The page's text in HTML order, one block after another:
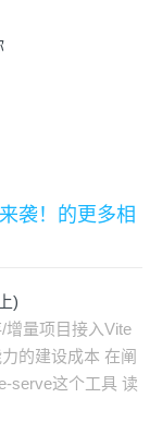
袭！的更多相
)
增量项目接入Vite
的建设成本 在阐
serve这个工具 读